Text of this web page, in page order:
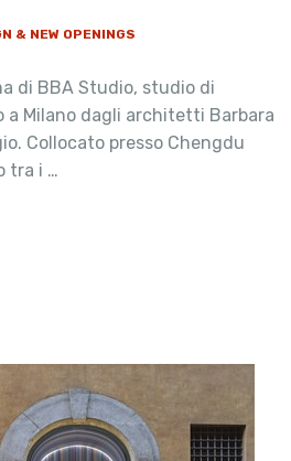
& NEW OPENINGS
di BBA Studio, studio di
Milano dagli architetti Barbara
Collocato presso Chengdu
tra i …